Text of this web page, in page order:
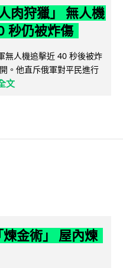
肉狩獵」 無人機
秒仍被炸傷
無人機追擊近 40 秒後被炸
。他直斥俄軍對平民進行
文
金術」 屋內煉